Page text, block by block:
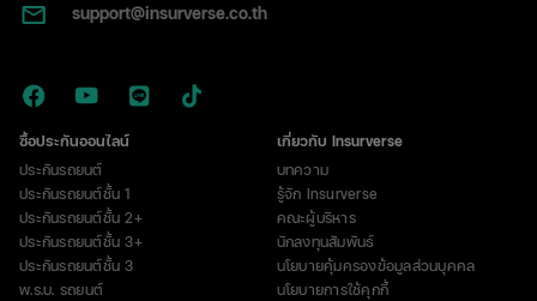
support@insurverse.co.th
ซื้อประกันออนไลน์
ประกันรถยนต์
ประกันรถยนต์ชั้น 1
ประกันรถยนต์ชั้น 2+
ประกันรถยนต์ชั้น 3+
ประกันรถยนต์ชั้น 3
พ.ร.บ. รถยนต์
เกี่ยวกับ Insurverse
บทความ
รู้จัก Insurverse
คณะผู้บริหาร
นักลงทุนสัมพันธ์
นโยบายคุ้มครองข้อมูลส่วนบุคคล
นโยบายการใช้คุกกี้